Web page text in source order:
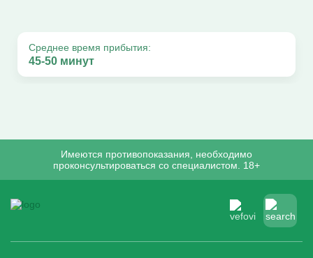
Среднее время прибытия:
45-50 минут
Имеются противопоказания, необходимо
проконсультироваться со специалистом. 18+